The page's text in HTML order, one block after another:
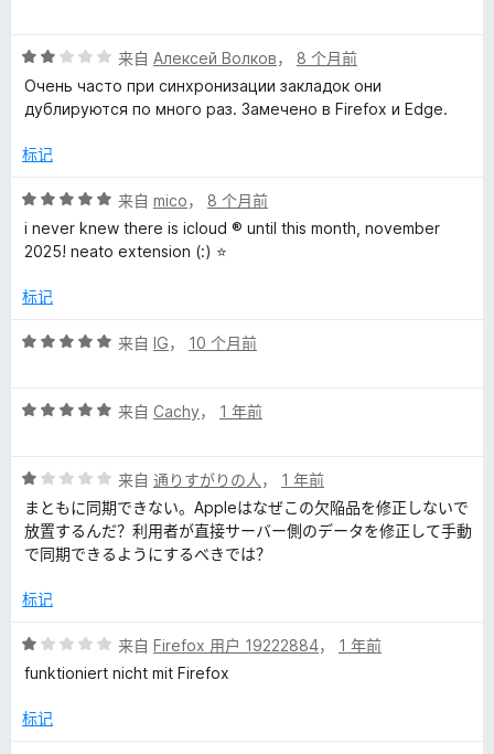
/
5
评
分
2
5
来自 Алексей Волков， 8 个月前
Очень часто при синхронизации закладок они
дублируются по много раз. Замечено в Firefox и Edge.
标记
评
分
5
5
来自 mico， 8 个月前
i never knew there is icloud ® until this month, november
2025! neato extension (:) ⭐
标记
评
/
来自 IG， 10 个月前
评
/
5
来自 Cachy， 1 年前
评
分
1
/
来自 通りすがりの人 ， 1 年前
まともに同期できない。Appleはなぜこの欠陥品を修正しないで
放置するんだ？利用者が直接サーバー側のデータを修正して手動
で同期できるようにするべきでは？
标记
评
分
/
来自 Firefox 用户 19222884， 1 年前
funktioniert nicht mit Firefox
标记